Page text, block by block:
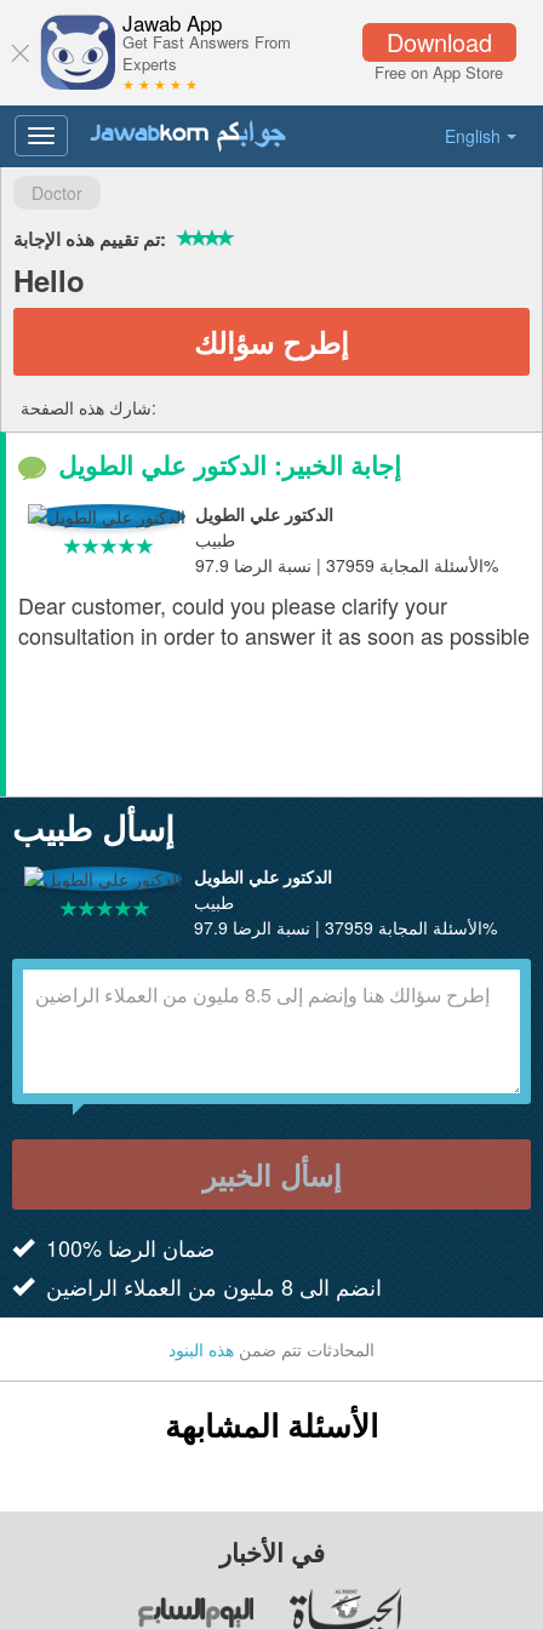
Download
Free on App Store
Jawab App
Get Fast Answers From
Experts
★ ★ ★ ★ ★
English
Toggle
navigation
Doctor
تم تقييم هذه الإجابة:
Hello
إطرح سؤالك
شارك هذه الصفحة:
إجابة الخبير: الدكتور علي الطويل
الدكتور علي الطويل
طبيب
الأسئلة المجابة 37959 | نسبة الرضا 97.9%
Dear customer, could you please clarify your
consultation in order to answer it as soon as possible
إسأل طبيب
الدكتور علي الطويل
طبيب
الأسئلة المجابة 37959 | نسبة الرضا 97.9%
إسأل الخبير
100% ضمان الرضا
انضم الى 8 مليون من العملاء الراضين
المحادثات تتم ضمن هذه البنود
الأسئلة المشابهة
في الأخبار